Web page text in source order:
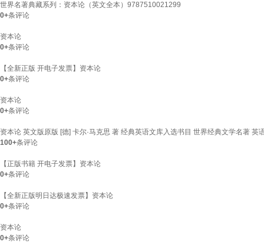
世界名著典藏系列：资本论（英文全本）9787510021299
0+条评论
资本论
0+条评论
【全新正版 开电子发票】资本论
0+条评论
资本论
0+条评论
资本论 英文版原版 [德] 卡尔·马克思 著 经典英语文库入选书目 世界经典文学名著 英
100+条评论
【正版书籍 开电子发票】资本论
0+条评论
【全新正版明日达极速发票】资本论
0+条评论
资本论
0+条评论